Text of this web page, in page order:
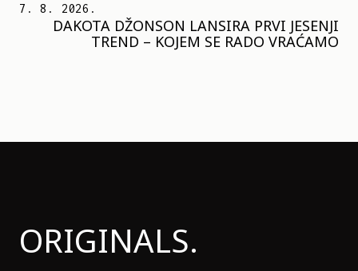
7. 8. 2026.
DAKOTA DŽONSON LANSIRA PRVI JESENJI
TREND – KOJEM SE RADO VRAĆAMO
ORIGINALS.